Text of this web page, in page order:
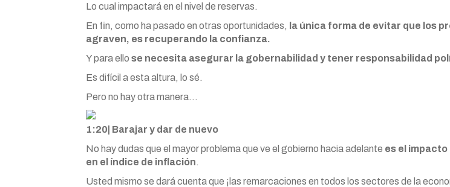
Lo cual impactará en el nivel de reservas.
En fin, como ha pasado en otras oportunidades, la única forma de evitar que los
agraven, es recuperando la confianza.
Y para ello se necesita asegurar la gobernabilidad y tener responsabilidad
Es difícil a esta altura, lo sé.
Pero no hay otra manera…
1:20| Barajar y dar de nuevo
No hay dudas que el mayor problema que ve el gobierno hacia adelante es el
en el índice de inflación.
Usted mismo se dará cuenta que ¡las remarcaciones en todos los sectores de la